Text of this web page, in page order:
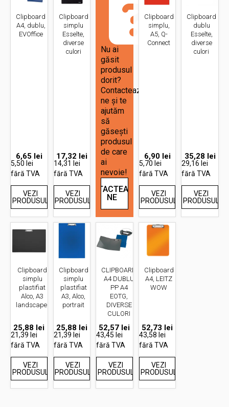
Clipboard
A4, dublu,
EVOffice
6,65 lei
5,50 lei
fără TVA
VEZI
PRODUSUL
Clipboard
simplu
Esselte,
diverse
culori
17,32 lei
14,31 lei
fără TVA
VEZI
PRODUSUL
Nu ai
găsit
produsul
dorit?
Contactează-
ne și te
ajutăm
să
găsești
produsul
de care
ai
nevoie!
CONTACTEAZĂ-
NE
Clipboard
simplu,
A5, Q-
Connect
6,90 lei
5,70 lei
fără TVA
VEZI
PRODUSUL
Clipboard
dublu
Esselte,
diverse
culori
35,28 lei
29,16 lei
fără TVA
VEZI
PRODUSUL
Clipboard
simplu
plastifiat
Alco, A3
landscape.
25,88 lei
21,39 lei
fără TVA
VEZI
PRODUSUL
Clipboard
simplu
plastifiat
A3, Alco,
portrait
25,88 lei
21,39 lei
fără TVA
VEZI
PRODUSUL
CLIPBOARD
A4 DUBLU
PP A4
EOTG,
DIVERSE
CULORI
52,57 lei
43,45 lei
fără TVA
VEZI
PRODUSUL
Clipboard
A4, LEITZ
WOW
52,73 lei
43,58 lei
fără TVA
VEZI
PRODUSUL